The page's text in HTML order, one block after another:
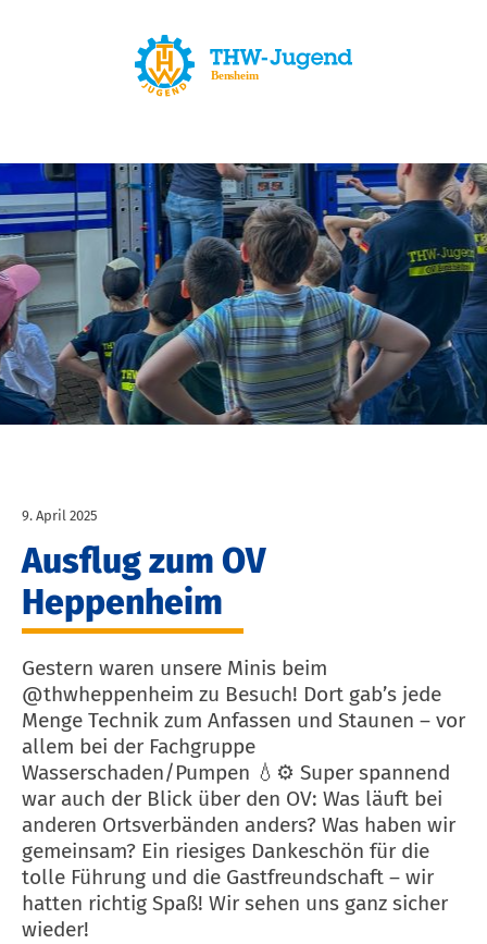
9. April 2025
Ausflug zum OV
Heppenheim
Gestern waren unsere Minis beim
@thwheppenheim zu Besuch! Dort gab’s jede
Menge Technik zum Anfassen und Staunen – vor
allem bei der Fachgruppe
Wasserschaden/Pumpen 💧⚙️ Super spannend
war auch der Blick über den OV: Was läuft bei
anderen Ortsverbänden anders? Was haben wir
gemeinsam? Ein riesiges Dankeschön für die
tolle Führung und die Gastfreundschaft – wir
hatten richtig Spaß! Wir sehen uns ganz sicher
wieder!